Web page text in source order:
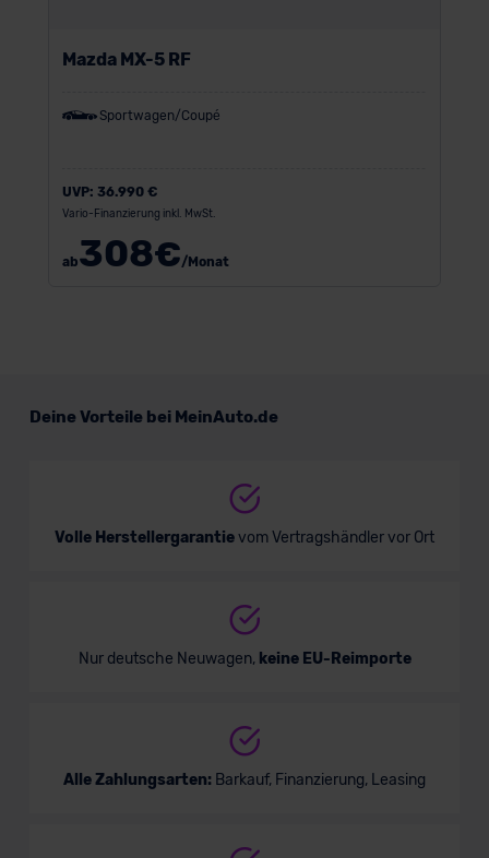
Mazda MX-5 RF
Sportwagen/Coupé
UVP: 36.990 €
Vario-Finanzierung inkl. MwSt.
ab308€/Monat
Deine Vorteile bei MeinAuto.de
Volle Herstellergarantievom Vertragshändler vor Ort
Nur deutsche Neuwagen, keine EU-Reimporte
Alle Zahlungsarten: Barkauf, Finanzierung, Leasing